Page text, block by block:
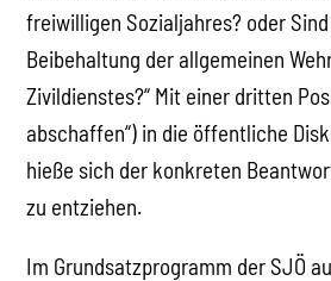
freiwilligen Sozialjahres? oder
Beibehaltung der allgemeinen
Zivildienstes?“ Mit einer dritten
abschaffen“) in die öffentliche
hieße sich der konkreten
zu entziehen.
Im Grundsatzprogramm der SJÖ